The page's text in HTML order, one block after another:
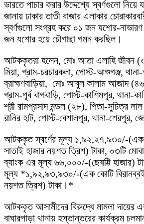
ভারতে পাচার করার উদ্দেশ্যে স্বর্ণগুলো
জানায় ঢাকার তাতী বাজার এলাকার
স্বর্ণগুলো সংগ্রহ করে ০১ জন যশোর-নাভারণ
জন যশোর হয়ে চৌগাছা গমন করছিল।
আটককৃতরা হলেন, মোঃ আতা এলাহি জীবন
মিয়া, গ্রাম-চরচারকলা, পোস্ট-আশুগঞ্জ,
ব্রাহ্মণবাড়িয়া, মোঃ আবুল কালাম আজাদ
গ্রাম-পূর্ব বাগবাড়ি, পোস্ট-কাশিমপুর, থানা-
শ্রী রামপ্রসাদ মন্ডল (২৮), পিতা-সুচিত্র
রানির হাট, পোস্ট-বেশালপুর, থানা-শেরপুর,
আটককৃত স্বর্ণের মূল্য ১,৯২,২৭,৯৩০/-(এক
সাতাই হাজার নয়শত ত্রিশ) টাকা, ০৩টি
ব্যাংক এর মূল্য ৬৬,০০০/-(ছেষট্টি হাজার)
মূল্য *১,৯২,৯৩,৯৩০/-(এক কোটি বিরানব্বই
নয়শত ত্রিশ) টাকা।*
আটককৃত আসামীদের বিরুদ্ধে মামলা দায়ের
বাঘারপাড়া থানায় হস্তান্তরের কার্যক্রম